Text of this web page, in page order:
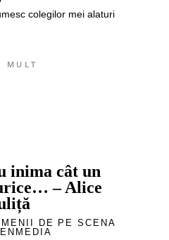
colegilor mei alaturi
MULT
inima cât un
– Alice
DE PE SCENA